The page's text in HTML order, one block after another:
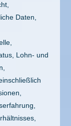
Daten,
Lohn- und